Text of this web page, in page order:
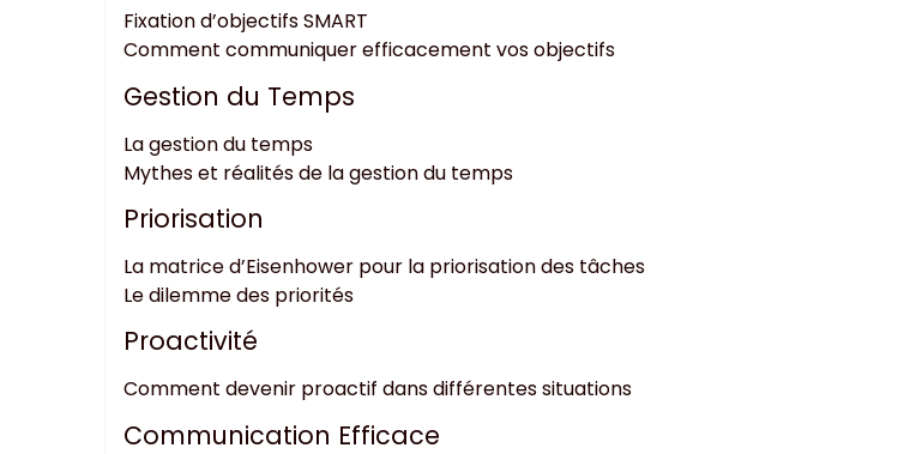
Fixation d’objectifs SMART
Comment communiquer efficacement vos objectifs
Gestion du Temps
La gestion du temps
Mythes et réalités de la gestion du temps
Priorisation
La matrice d’Eisenhower pour la priorisation des tâches
Le dilemme des priorités
Proactivité
Comment devenir proactif dans différentes situations
Communication Efficace